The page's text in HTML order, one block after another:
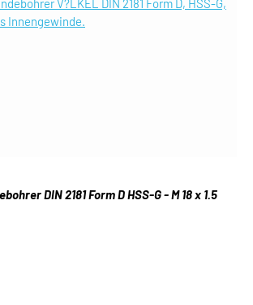
DIN 2181 Form D HSS-G - M 18 x 1.5